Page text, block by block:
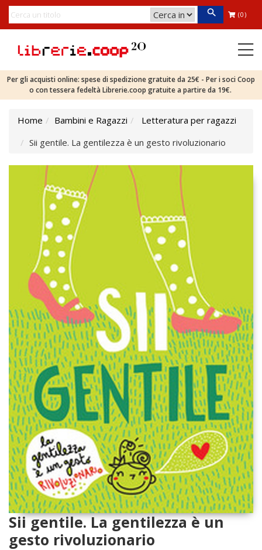
(0)
Per gli acquisti online: spese di spedizione gratuite da 25€ - Per i soci Coop
o con tessera fedeltà Librerie.coop gratuite a partire da 19€.
Home Bambini e Ragazzi
Letteratura per ragazzi
Sii gentile. La gentilezza è un gesto rivoluzionario
Sii gentile. La gentilezza è un
gesto rivoluzionario